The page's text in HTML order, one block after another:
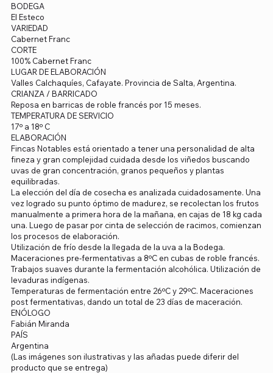
BODEGA
El Esteco
VARIEDAD
Cabernet Franc
CORTE
100% Cabernet Franc
LUGAR DE ELABORACIÓN
Valles Calchaquíes, Cafayate. Provincia de Salta, Argentina.
CRIANZA / BARRICADO
Reposa en barricas de roble francés por 15 meses.
TEMPERATURA DE SERVICIO
17º a 18º C
ELABORACIÓN
Fincas Notables está orientado a tener una personalidad de alta
fineza y gran complejidad cuidada desde los viñedos buscando
uvas de gran concentración, granos pequeños y plantas
equilibradas.
La elección del día de cosecha es analizada cuidadosamente. Una
vez logrado su punto óptimo de madurez, se recolectan los frutos
manualmente a primera hora de la mañana, en cajas de 18 kg cada
una. Luego de pasar por cinta de selección de racimos, comienzan
los procesos de elaboración.
Utilización de frío desde la llegada de la uva a la Bodega.
Maceraciones pre-fermentativas a 8ºC en cubas de roble francés.
Trabajos suaves durante la fermentación alcohólica. Utilización de
levaduras indígenas.
Temperaturas de fermentación entre 26ºC y 29ºC. Maceraciones
post fermentativas, dando un total de 23 días de maceración.
ENÓLOGO
Fabián Miranda
PAÍS
Argentina
(Las imágenes son ilustrativas y las añadas puede diferir del
producto que se entrega)